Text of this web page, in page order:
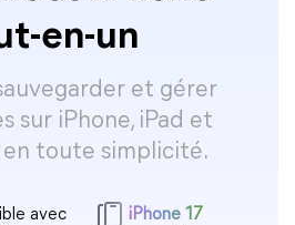
en-un
et gérer
sur iPhone, iPad et
toute simplicité.
avec
iPhone 17